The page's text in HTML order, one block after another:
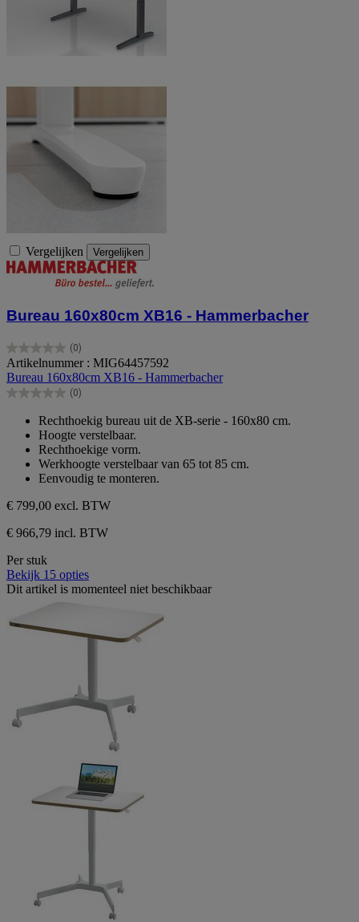
Vergelijken Vergelijken
Bureau 160x80cm XB16 - Hammerbacher
(0)
0.0
van
de
5
Artikelnummer : MIG64457592
Bureau 160x80cm XB16 - Hammerbacher
(0)
0.0
sterren.
Rechthoekig bureau uit de XB-serie - 160x80 cm.
Hoogte verstelbaar.
Rechthoekige vorm.
Werkhoogte verstelbaar van 65 tot 85 cm.
Eenvoudig te monteren.
€ 799,00 excl. BTW
€ 966,79 incl. BTW
Per stuk
Bekijk 15 opties
Dit artikel is momenteel niet beschikbaar